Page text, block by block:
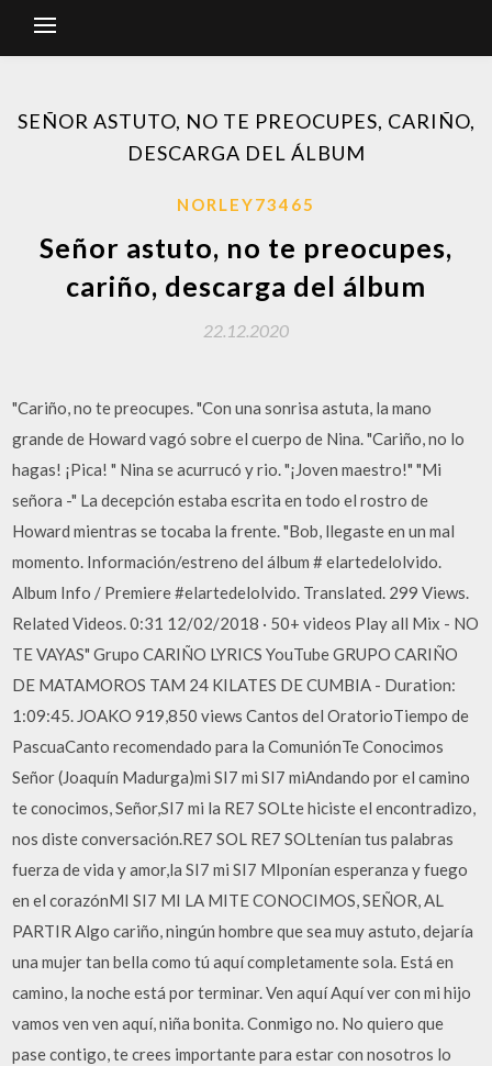
SEÑOR ASTUTO, NO TE PREOCUPES, CARIÑO,
DESCARGA DEL ÁLBUM
NORLEY73465
Señor astuto, no te preocupes,
cariño, descarga del álbum
22.12.2020
"Cariño, no te preocupes. "Con una sonrisa astuta, la mano
grande de Howard vagó sobre el cuerpo de Nina. "Cariño, no lo
hagas! ¡Pica! " Nina se acurrucó y rio. "¡Joven maestro!" "Mi
señora -" La decepción estaba escrita en todo el rostro de
Howard mientras se tocaba la frente. "Bob, llegaste en un mal
momento. Información/estreno del álbum # elartedelolvido.
Album Info / Premiere #elartedelolvido. Translated. 299 Views.
Related Videos. 0:31 12/02/2018 · 50+ videos Play all Mix - NO
TE VAYAS" Grupo CARIÑO LYRICS YouTube GRUPO CARIÑO
DE MATAMOROS TAM 24 KILATES DE CUMBIA - Duration:
1:09:45. JOAKO 919,850 views Cantos del OratorioTiempo de
PascuaCanto recomendado para la ComuniónTe Conocimos
Señor (Joaquín Madurga)mi SI7 mi SI7 miAndando por el camino
te conocimos, Señor,SI7 mi la RE7 SOLte hiciste el encontradizo,
nos diste conversación.RE7 SOL RE7 SOLtenían tus palabras
fuerza de vida y amor,la SI7 mi SI7 MIponían esperanza y fuego
en el corazónMI SI7 MI LA MITE CONOCIMOS, SEÑOR, AL
PARTIR Algo cariño, ningún hombre que sea muy astuto, dejaría
una mujer tan bella como tú aquí completamente sola. Está en
camino, la noche está por terminar. Ven aquí Aquí ver con mi hijo
vamos ven ven aquí, niña bonita. Conmigo no. No quiero que
pase contigo, te crees importante para estar con nosotros lo